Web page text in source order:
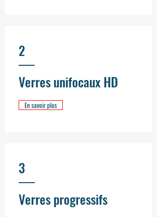
2
Verres unifocaux HD
En savoir plus
3
Verres progressifs